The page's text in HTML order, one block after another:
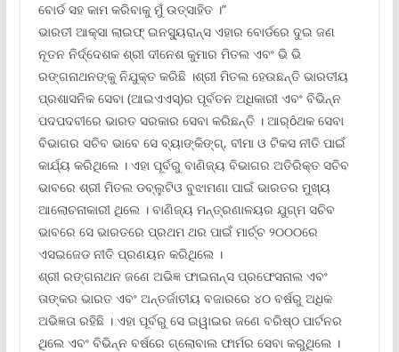
ବୋର୍ଡ ସହ କାମ କରିବାକୁ ମୁଁ ଉତ୍ସାହିତ ।”
ଭାରତୀ ଆକ୍ସା ଲାଇଫ୍ ଇନସ୍ୟୁରାନ୍ସ ଏହାର ବୋର୍ଡରେ ଦୁଇ ଜଣ
ନୂତନ ନିର୍ଦ୍ଦେଶକ ଶ୍ରୀ ଦୀନେଶ କୁମାର ମିତଲ ଏବଂ ଭି ଭି
ରଙ୍ଗନାଥନଙ୍କୁ ନିଯୁକ୍ତ କରିଛି ।ଶ୍ରୀ ମିତଲ ହେଉଛନ୍ତି ଭାରତୀୟ
ପ୍ରଶାସନିକ ସେବା (ଆଇଏଏସ୍‌)ର ପୂର୍ବତନ ଅଧିକାରୀ ଏବଂ ବିଭିନ୍ନ
ପଦପଦବୀରେ ଭାରତ ସରକାର ସେବା କରିଛନ୍ତି । ଆର୍ôଥକ ସେବା
ବିଭାଗର ସଚିବ ଭାବେ ସେ ବ୍ୟାଙ୍କିଙ୍ଗ୍‌, ବୀମା ଓ ଟିକସ ନୀତି ପାଇଁ
କାର୍ଯ୍ୟ କରିଥିଲେ । ଏହା ପୂର୍ବରୁ ବାଣିଜ୍ୟ ବିଭାଗର ଅତିରିକ୍ତ ସଚିବ
ଭାବରେ ଶ୍ରୀ ମିତଲ ଡବ୍ଲୁଟିଓ ବୁଝାମଣା ପାଇଁ ଭାରତର ମୁଖ୍ୟ
ଆଲୋଚନାକାରୀ ଥିଲେ । ବାଣିଜ୍ୟ ମନ୍ତ୍ରଣାଳୟର ଯୁଗ୍ମ ସଚିବ
ଭାବରେ ସେ ଭାରତରେ ପ୍ରଥମ ଥର ପାଇଁ ମାର୍ଚ୍ଚ ୨୦୦୦ରେ
ଏସଇଜେଡ ନୀତି ପ୍ରଣୟନ କରିଥିଲେ ।
ଶ୍ରୀ ରଙ୍ଗନାଥନ ଜଣେ ଅଭିଜ୍ଞ ଫାଇନାନ୍ସ ପ୍ରଫେସନାଲ ଏବଂ
ତାଙ୍କର ଭାରତ ଏବଂ ଅନ୍ତର୍ଜାତୀୟ ବଜାରରେ ୪୦ ବର୍ଷରୁ ଅଧିକ
ଅଭିଜ୍ଞତା ରହିଛି । ଏହା ପୂର୍ବରୁ ସେ ଇୱାଇର ଜଣେ ବରିଷ୍ଠ ପାର୍ଟନର
ଥିଲେ ଏବଂ ବିଭିନ୍ନ ବର୍ଷରେ ଗ୍ଲୋବାଲ ଫାର୍ମର ସେବା କରୁଥିଲେ ।